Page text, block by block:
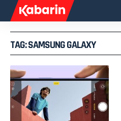
TAG: SAMSUNG GALAXY